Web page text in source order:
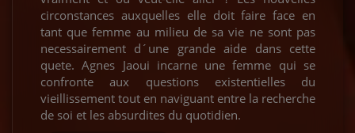
circonstances auxquelles elle doit faire face en
tant que femme au milieu de sa vie ne sont pas
necessairement d´une grande aide dans cette
quete. Agnes Jaoui incarne une femme qui se
confronte aux questions existentielles du
vieillissement tout en naviguant entre la recherche
de soi et les absurdites du quotidien.